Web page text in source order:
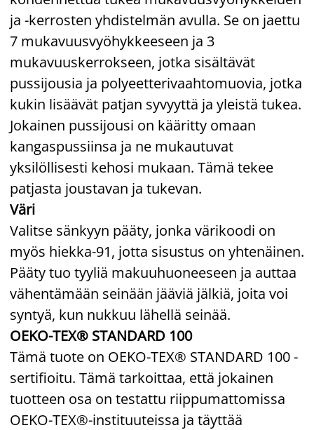
ja -kerrosten yhdistelmän avulla. Se on jaettu
7 mukavuusvyöhykkeeseen ja 3
mukavuuskerrokseen, jotka sisältävät
pussijousia ja polyeetterivaahtomuovia, jotka
kukin lisäävät patjan syvyyttä ja yleistä tukea.
Jokainen pussijousi on kääritty omaan
kangaspussiinsa ja ne mukautuvat
yksilöllisesti kehosi mukaan. Tämä tekee
patjasta joustavan ja tukevan.
Väri
Valitse sänkyyn pääty, jonka värikoodi on
myös hiekka-91, jotta sisustus on yhtenäinen.
Pääty tuo tyyliä makuuhuoneeseen ja auttaa
vähentämään seinään jääviä jälkiä, joita voi
syntyä, kun nukkuu lähellä seinää.
OEKO-TEX® STANDARD 100
Tämä tuote on OEKO-TEX® STANDARD 100 -
sertifioitu. Tämä tarkoittaa, että jokainen
tuotteen osa on testattu riippumattomissa
OEKO-TEX®-instituuteissa ja täyttää